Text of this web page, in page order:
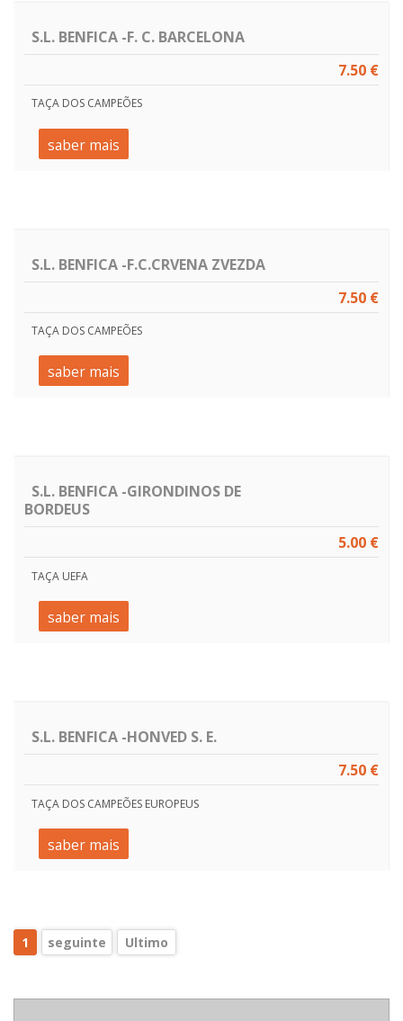
S.L. BENFICA -F. C. BARCELONA
7.50 €
TAÇA DOS CAMPEÕES
saber mais
S.L. BENFICA -F.C.CRVENA ZVEZDA
7.50 €
TAÇA DOS CAMPEÕES
saber mais
S.L. BENFICA -GIRONDINOS DE
BORDEUS
5.00 €
TAÇA UEFA
saber mais
S.L. BENFICA -HONVED S. E.
7.50 €
TAÇA DOS CAMPEÕES EUROPEUS
saber mais
1 seguinte Ultimo